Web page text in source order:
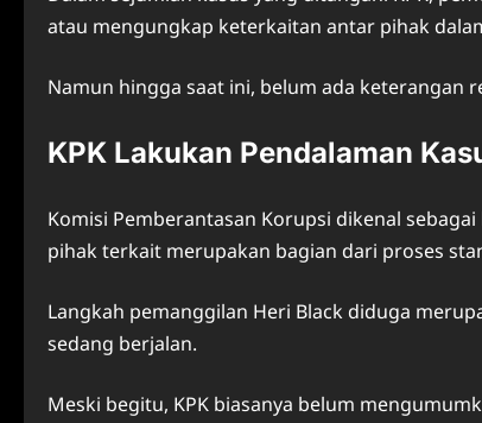
atau mengungkap keterkaitan antar pihak
Namun hingga saat ini, belum ada keterangan
KPK Lakukan Pendalaman
Komisi Pemberantasan Korupsi dikenal
pihak terkait merupakan bagian dari proses
Langkah pemanggilan Heri Black diduga
sedang berjalan.
Meski begitu, KPK biasanya belum